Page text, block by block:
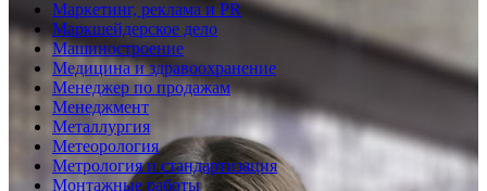
Маркетинг, реклама и PR
Маркшейдерское дело
Машиностроение
Медицина и здравоохранение
Менеджер по продажам
Менеджмент
Металлургия
Метеорология
Метрология и стандартизация
Монтажные работы